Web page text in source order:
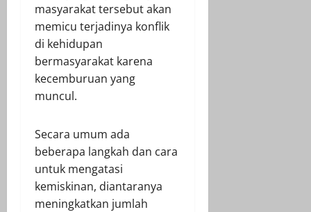
masyarakat tersebut akan
memicu terjadinya konflik
di kehidupan
bermasyarakat karena
kecemburuan yang
muncul.
Secara umum ada
beberapa langkah dan cara
untuk mengatasi
kemiskinan, diantaranya
meningkatkan jumlah